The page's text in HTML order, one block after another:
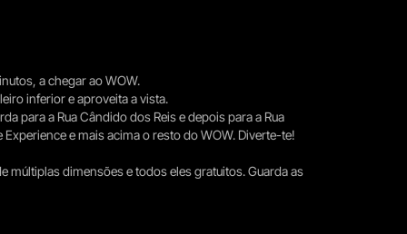
a chegar ao WOW.
inferior e aproveita a vista.
para a Rua Cândido dos Reis e depois para a Rua
e mais acima o resto do WOW. Diverte-te!
múltiplas dimensões e todos eles gratuitos. Guarda as